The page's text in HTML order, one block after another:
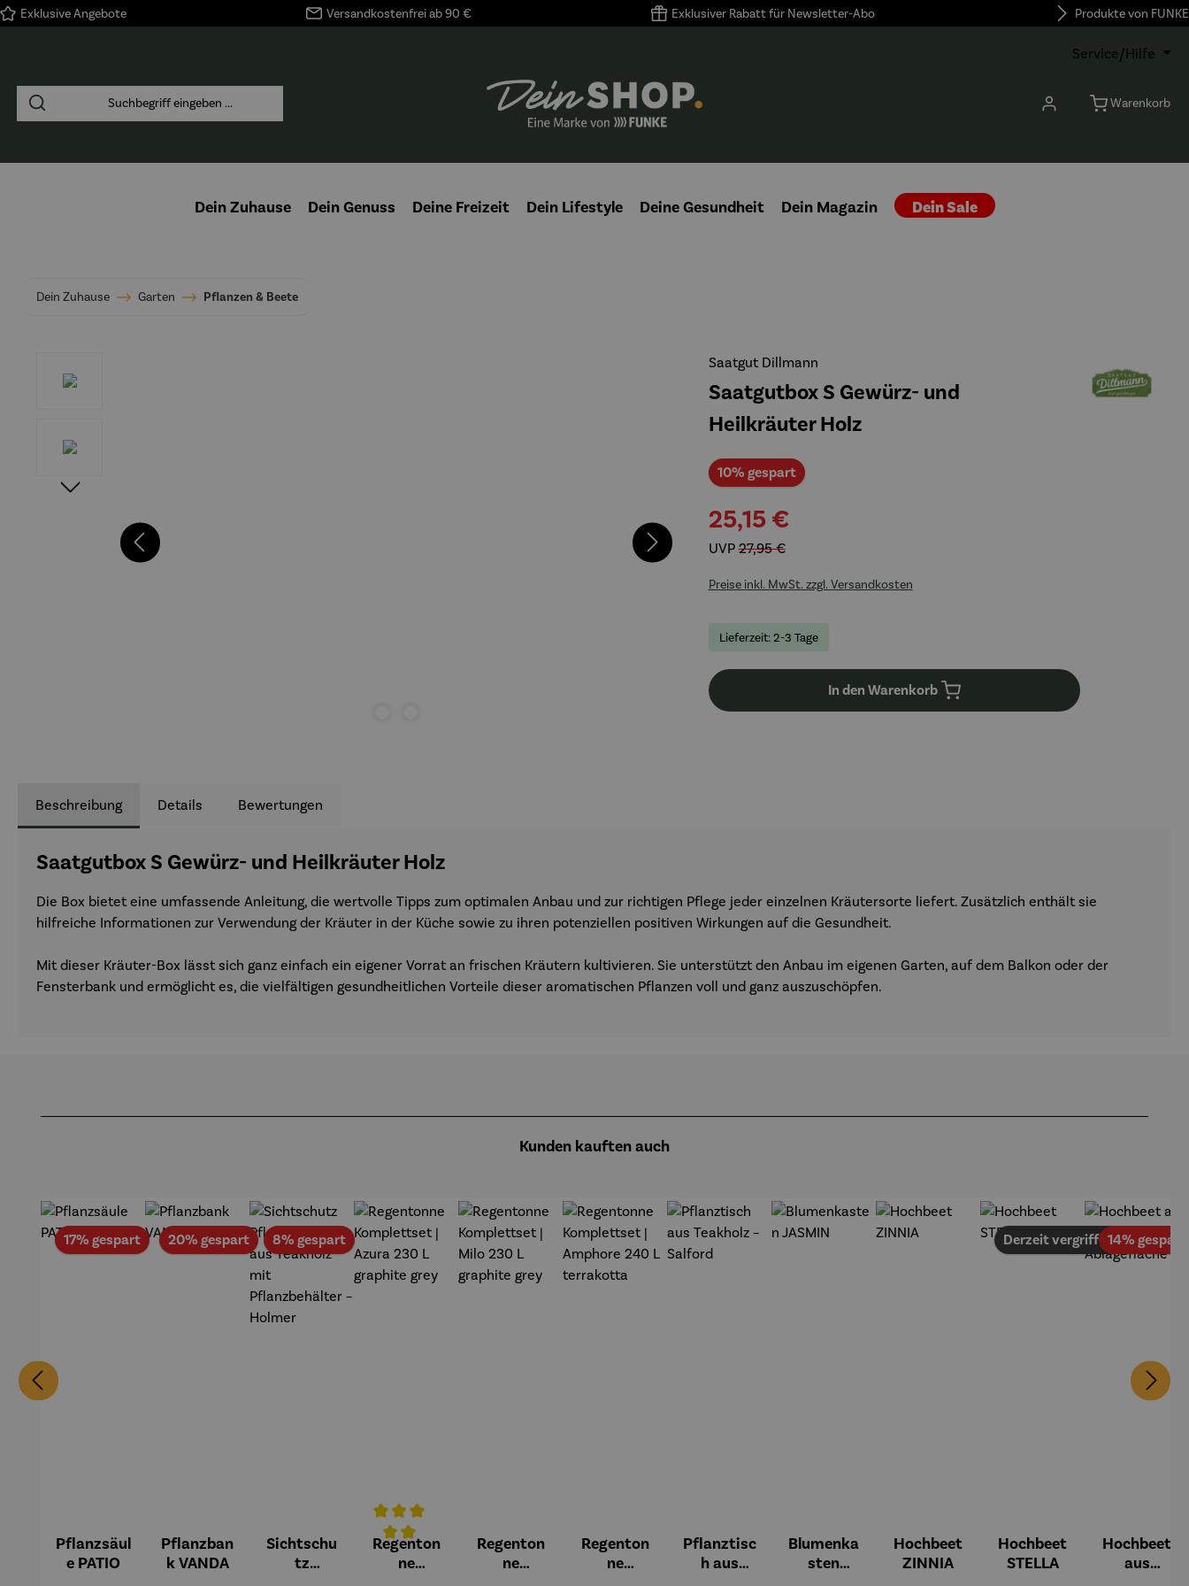
Zur Hauptnavigation springen
Exklusive Angebote Versandkostenfrei ab 90 € Exklusiver Rabatt für Newsletter-Abo Produkte von FUNKE
Service/Hilfe
Warenkorb
Dein Zuhause Dein Genuss Deine Freizeit Dein Lifestyle Deine Gesundheit Dein Magazin Dein Sale
Dein Zuhause Garten Pflanzen & Beete
Saatgut Dillmann
Saatgutbox S Gewürz- und
Heilkräuter Holz
10% gespartRabatt
25,15 €
UVP27,95 €
Preise inkl. MwSt. zzgl. Versandkosten
Lieferzeit: 2-3 Tage
In den Warenkorb
Beschreibung Details Bewertungen
Saatgutbox S Gewürz- und Heilkräuter Holz
Die Box bietet eine umfassende Anleitung, die wertvolle Tipps zum optimalen Anbau und zur richtigen Pflege jeder einzelnen Kräutersorte liefert. Zusätzlich enthält sie
hilfreiche Informationen zur Verwendung der Kräuter in der Küche sowie zu ihren potenziellen positiven Wirkungen auf die Gesundheit.
Mit dieser Kräuter-Box lässt sich ganz einfach ein eigener Vorrat an frischen Kräutern kultivieren. Sie unterstützt den Anbau im eigenen Garten, auf dem Balkon oder der
Fensterbank und ermöglicht es, die vielfältigen gesundheitlichen Vorteile dieser aromatischen Pflanzen voll und ganz auszuschöpfen.
Kunden kauften auch
17% gespartRabatt
Pflanzsäul
e PATIO
20% gespartRabatt
Pflanzban
k VANDA
8% gespartRabatt
Sichtschu
tz
Durchschnittliche Bewertung von 5 von 5 Sternen
Regenton
ne
Regenton
ne
Regenton
ne
Pflanztisc
h aus
Blumenka
sten
Hochbeet
ZINNIA
Derzeit vergriffen
Hochbeet
STELLA
14% gespart
Hochbeet
aus